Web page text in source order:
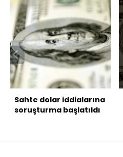
Sahte dolar iddialarına
soruşturma başlatıldı